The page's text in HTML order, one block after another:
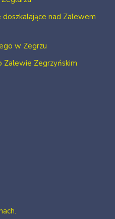
nad Zalewem
w Zegrzu
Zalewie Zegrzyńskim